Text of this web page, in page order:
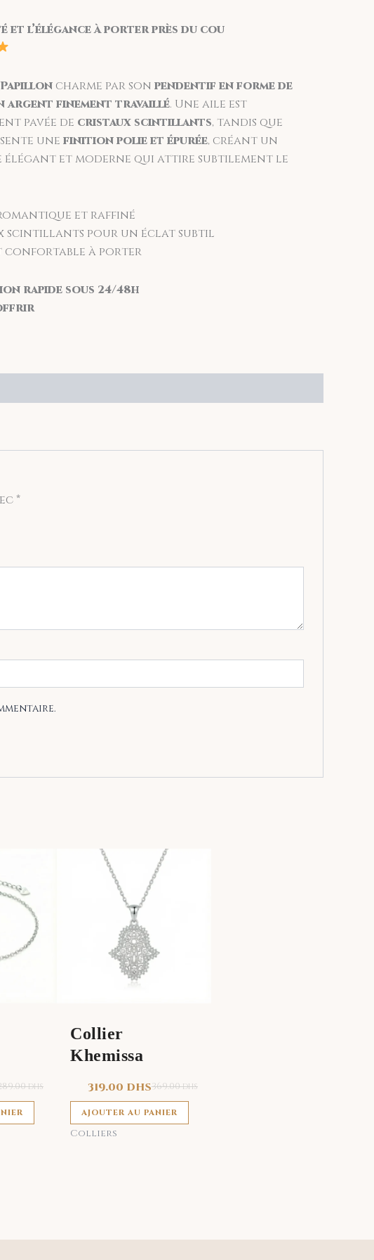
votre bijou s'il n'a pas été porté.
et l’élégance à porter près du cou
charme par son pendentif en forme de
argent finement travaillé. Une aile est
pavée de cristaux scintillants, tandis que
une finition polie et épurée, créant un
et moderne qui attire subtilement le
et raffiné
scintillants pour un éclat subtil
confortable à porter
rapide sous 24/48h
*
DHS
Collier
Khemissa
369.00DHS
319.00 DHS
AJOUTER AU PANIER
Colliers